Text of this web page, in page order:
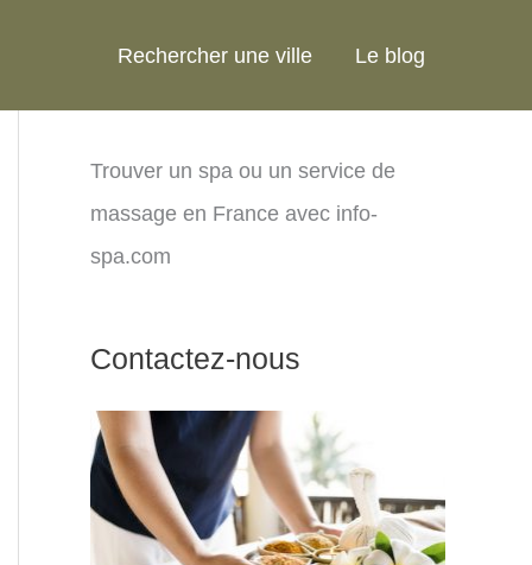
Rechercher une ville Le blog
Trouver un spa ou un service de
massage en France avec info-
spa.com
Contactez-nous